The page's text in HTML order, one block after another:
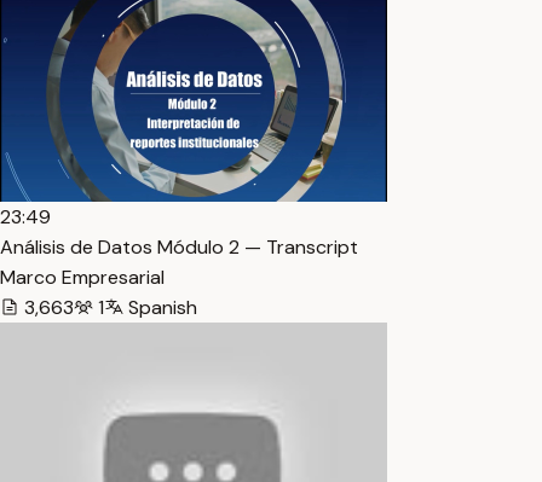
23:49
Análisis de Datos Módulo 2 — Transcript
Marco Empresarial
3,663
1 Spanish